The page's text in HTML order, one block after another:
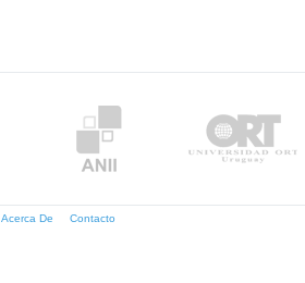
Acerca De Contacto